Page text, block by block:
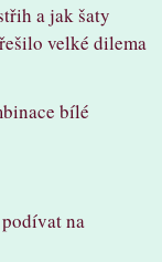
a jak šaty
velké dilema
bílé
na